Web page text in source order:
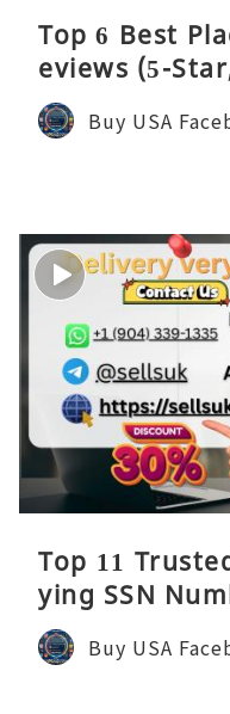
Top 6 Best
eviews (5-
Buy USA
Top 11
ying SSN
Buy USA